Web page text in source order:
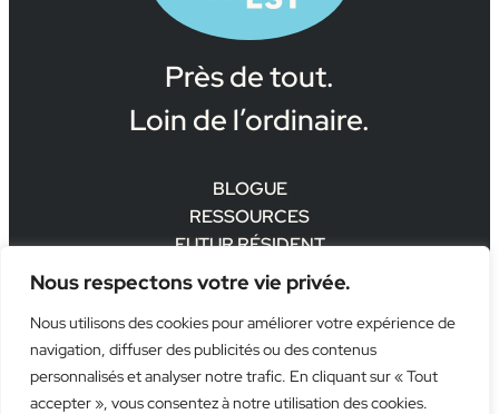
Nous respectons votre vie privée.
Nous utilisons des cookies pour améliorer votre expérience de
navigation, diffuser des publicités ou des contenus
personnalisés et analyser notre trafic. En cliquant sur « Tout
accepter », vous consentez à notre utilisation des cookies.
Près de tout.
Loin de l’ordinaire.
BLOGUE
RESSOURCES
FUTUR RÉSIDENT
Politique de confidentialité
  
Pour en savoir plus sur la stratégie d’attractivité de la région